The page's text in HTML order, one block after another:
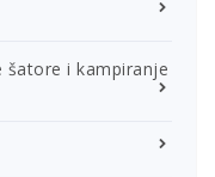
šatore i kampiranje